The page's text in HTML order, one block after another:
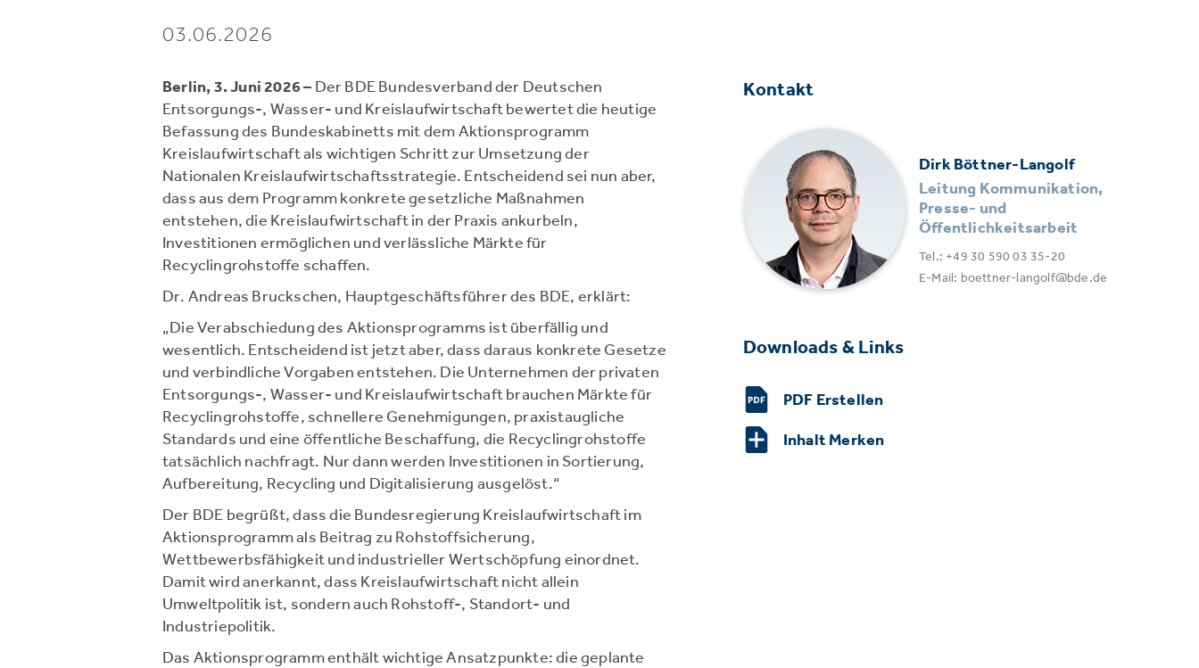
03.06.2026
Berlin, 3. Juni 2026– Der BDE Bundesverband der Deutschen
Entsorgungs-, Wasser- und Kreislaufwirtschaft bewertet die heutige
Befassung des Bundeskabinetts mit dem Aktionsprogramm
Kreislaufwirtschaft als wichtigen Schritt zur Umsetzung der
Nationalen Kreislaufwirtschaftsstrategie. Entscheidend sei nun aber,
dass aus dem Programm konkrete gesetzliche Maßnahmen
entstehen, die Kreislaufwirtschaft in der Praxis ankurbeln,
Investitionen ermöglichen und verlässliche Märkte für
Recyclingrohstoffe schaffen.
Dr. Andreas Bruckschen, Hauptgeschäftsführer des BDE, erklärt:
„Die Verabschiedung des Aktionsprogramms ist überfällig und
wesentlich. Entscheidend ist jetzt aber, dass daraus konkrete Gesetze
und verbindliche Vorgaben entstehen. Die Unternehmen der privaten
Entsorgungs-, Wasser- und Kreislaufwirtschaft brauchen Märkte für
Recyclingrohstoffe, schnellere Genehmigungen, praxistaugliche
Standards und eine öffentliche Beschaffung, die Recyclingrohstoffe
tatsächlich nachfragt. Nur dann werden Investitionen in Sortierung,
Aufbereitung, Recycling und Digitalisierung ausgelöst.“
Der BDE begrüßt, dass die Bundesregierung Kreislaufwirtschaft im
Aktionsprogramm als Beitrag zu Rohstoffsicherung,
Wettbewerbsfähigkeit und industrieller Wertschöpfung einordnet.
Damit wird anerkannt, dass Kreislaufwirtschaft nicht allein
Umweltpolitik ist, sondern auch Rohstoff-, Standort- und
Industriepolitik.
Das Aktionsprogramm enthält wichtige Ansatzpunkte: die geplante
Kontakt
Dirk Böttner-Langolf
Leitung Kommunikation,
Presse- und
Öffentlichkeitsarbeit
Tel.: +49 30 590 03 35-20
E-Mail: boettner-langolf@bde.de
Downloads & Links
PDF Erstellen
Inhalt Merken